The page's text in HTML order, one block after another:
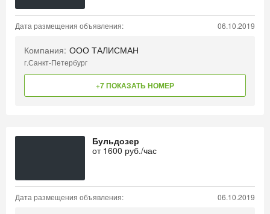
Дата размещения объявления: 06.10.2019
Компания: ООО ТАЛИСМАН
г.Санкт-Петербург
+7 ПОКАЗАТЬ НОМЕР
Бульдозер
от 1600 руб./час
Дата размещения объявления: 06.10.2019